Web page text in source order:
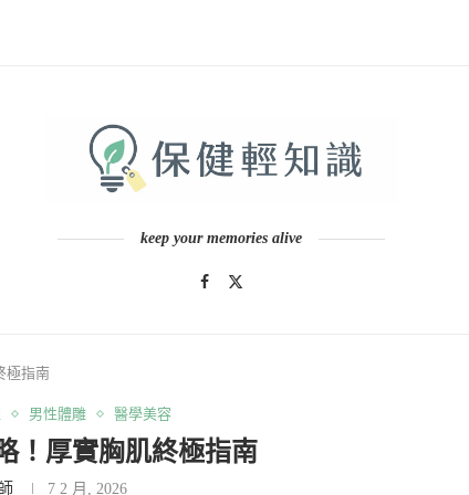
keep your memories alive
極指南
男性體雕 醫學美容
！厚實胸肌終極指南
7 2 月, 2026